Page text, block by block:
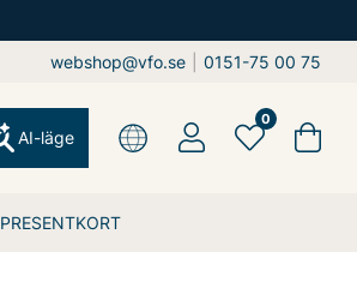
webshop@vfo.se 0151-75 00 75
PRESENTKORT
AI-läge
0